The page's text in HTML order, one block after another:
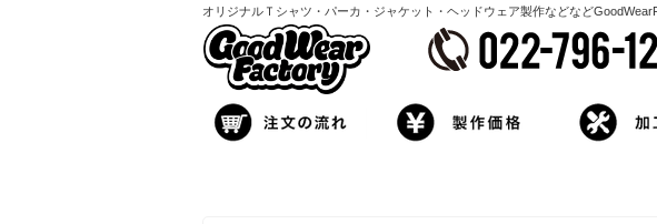
オリジナルＴシャツ・パーカ・ジャケット・ヘッドウェア製作などなど